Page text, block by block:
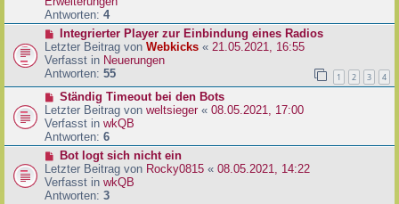
t
r
a
g
r
B
e
i
t
r
a
g
Antworten: 4
N
e
u
e
r
B
e
i
t
a
g
Integrierter Player zur Einbindung eines Radios
Letzter Beitrag von Webkicks « 21.05.2021, 16:55
Verfasst in Neuerungen
Antworten: 55 1 2 3 4
N
e
u
e
r
B
e
i
Ständig Timeout bei den Bots
Letzter Beitrag von weltsieger« 08.05.2021, 17:00
Verfasst in wkQB
Antworten: 6
N
e
u
e
Bot logt sich nicht ein
Letzter Beitrag von Rocky0815 « 08.05.2021, 14:22
Verfasst in wkQB
Antworten: 3